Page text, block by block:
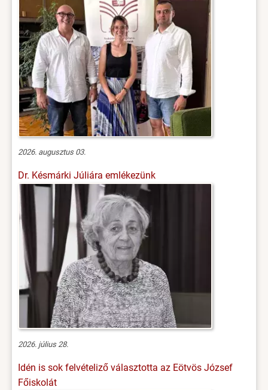
2026. augusztus 03.
Dr. Késmárki Júliára emlékezünk
2026. július 28.
Idén is sok felvételiző választotta az Eötvös József
Főiskolát